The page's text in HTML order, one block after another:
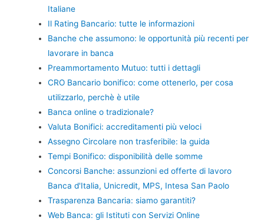
Italiane
Il Rating Bancario: tutte le informazioni
Banche che assumono: le opportunità più recenti per
lavorare in banca
Preammortamento Mutuo: tutti i dettagli
CRO Bancario bonifico: come ottenerlo, per cosa
utilizzarlo, perchè è utile
Banca online o tradizionale?
Valuta Bonifici: accreditamenti più veloci
Assegno Circolare non trasferibile: la guida
Tempi Bonifico: disponibilità delle somme
Concorsi Banche: assunzioni ed offerte di lavoro
Banca d'Italia, Unicredit, MPS, Intesa San Paolo
Trasparenza Bancaria: siamo garantiti?
Web Banca: gli Istituti con Servizi Online